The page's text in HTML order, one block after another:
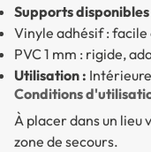
Supports disponibles
Vinyle adhésif : facile
PVC 1 mm : rigide,
Utilisation :
Conditions
À placer dans un lieu
zone de secours.